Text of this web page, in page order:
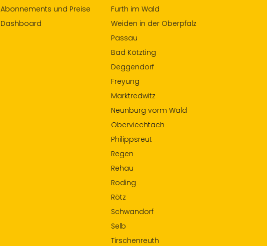
Abonnements und Preise
Dashboard
Furth im Wald
Weiden in der Oberpfalz
Passau
Bad Kötzting
Deggendorf
Freyung
Marktredwitz
Neunburg vorm Wald
Oberviechtach
Philippsreut
Regen
Rehau
Roding
Rötz
Schwandorf
Selb
Tirschenreuth